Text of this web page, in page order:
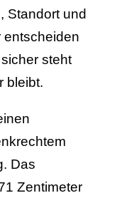
Standort und
steht
bleibt.
Das
Zentimeter